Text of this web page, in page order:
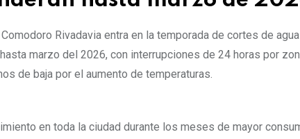
Rivadavia entra en la temporada de cortes de
marzo del 2026, con interrupciones de 24 horas por
de baja por el aumento de temperaturas.
en toda la ciudad durante los meses de mayor